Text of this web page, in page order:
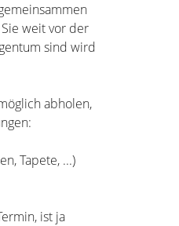
weit vor der
sind wird
abholen,
Tapete, ...)
ist ja